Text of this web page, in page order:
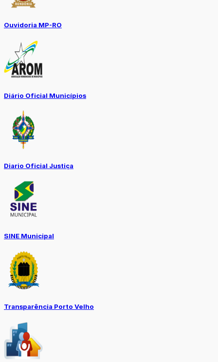
Ouvidoria MP-RO
Diário Oficial Municípios
Diario Oficial Justiça
SINE Municipal
Transparência Porto Velho